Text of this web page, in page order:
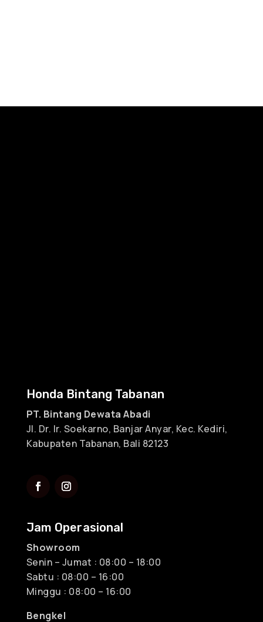
Honda Bintang Tabanan
PT. Bintang Dewata Abadi
Jl. Dr. Ir. Soekarno, Banjar Anyar, Kec. Kediri,
Kabupaten Tabanan, Bali 82123
Jam Operasional
Showroom
Senin – Jumat : 08:00 – 18:00
Sabtu : 08:00 – 16:00
Minggu : 08:00 – 16:00
Bengkel